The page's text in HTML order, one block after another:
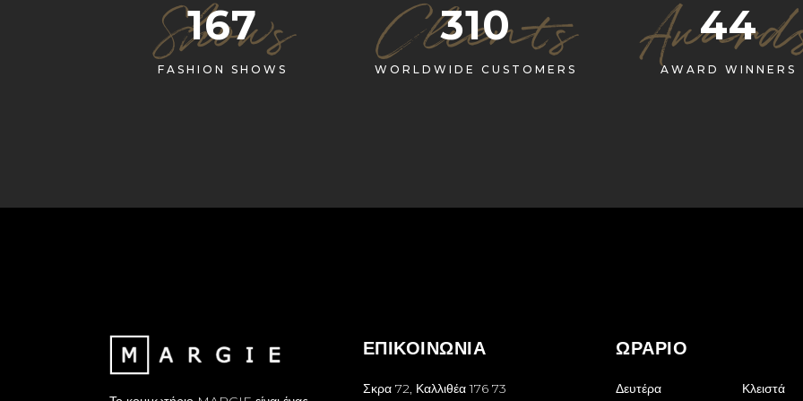
Shows
167
FASHION SHOWS Clients
310
WORLDWIDE CUSTOMERS
44
AWARD WINNERS
ΕΠΙΚΟΙΝΩΝΙΑ
Σκρα 72, Καλλιθέα 176 73
ΩΡΑΡΙΟ
Δευτέρα Κλειστά